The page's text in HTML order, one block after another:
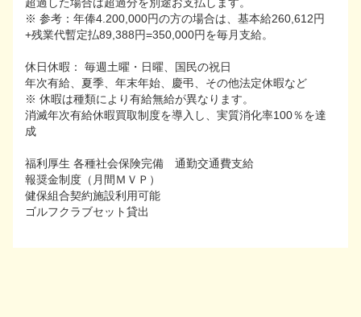
※ 参考：年俸4.200,000円の方の場合は、基本給260,612円
+残業代暫定払89,388円=350,000円を毎月支給。
休日休暇： 毎週土曜・日曜、国民の祝日
年次有給、夏季、年末年始、慶弔、その他法定休暇など
※ 休暇は種類により有給無給が異なります。
消滅年次有給休暇買取制度を導入し、実質消化率100％を
達成
福利厚生 各種社会保険完備 通勤交通費支給
報奨金制度（月間ＭＶＰ）
健保組合契約施設利用可能
ゴルフクラブセット貸出
※ 参考：年俸4.200,000円の方の場合は、基本給260,612円
+残業代暫定払89,388円=350,000円を毎月支給。
休日休暇： 毎週土曜・日曜、国民の祝日
年次有給、夏季、年末年始、慶弔、その他法定休暇など
※ 休暇は種類により有給無給が異なります。
消滅年次有給休暇買取制度を導入し、実質消化率100％を達
成
福利厚生 各種社会保険完備 通勤交通費支給
報奨金制度（月間ＭＶＰ）
健保組合契約施設利用可能
ゴルフクラブセット貸出